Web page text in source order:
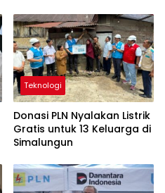
Teknologi
Donasi PLN Nyalakan Listrik
Gratis untuk 13 Keluarga di
Simalungun